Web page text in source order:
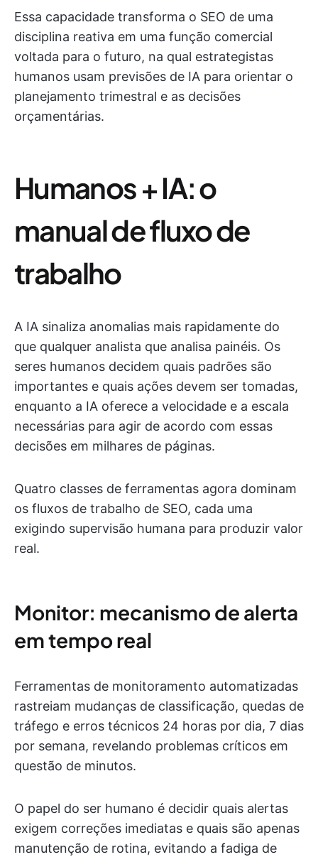
Essa capacidade transforma o SEO de uma
disciplina reativa em uma função comercial
voltada para o futuro, na qual estrategistas
humanos usam previsões de IA para orientar o
planejamento trimestral e as decisões
orçamentárias.
Humanos + IA: o
manual de fluxo de
trabalho
A IA sinaliza anomalias mais rapidamente do
que qualquer analista que analisa painéis. Os
seres humanos decidem quais padrões são
importantes e quais ações devem ser tomadas,
enquanto a IA oferece a velocidade e a escala
necessárias para agir de acordo com essas
decisões em milhares de páginas.
Quatro classes de ferramentas agora dominam
os fluxos de trabalho de SEO, cada uma
exigindo supervisão humana para produzir valor
real.
Monitor: mecanismo de alerta
em tempo real
Ferramentas de monitoramento automatizadas
rastreiam mudanças de classificação, quedas de
tráfego e erros técnicos 24 horas por dia, 7 dias
por semana, revelando problemas críticos em
questão de minutos.
O papel do ser humano é decidir quais alertas
exigem correções imediatas e quais são apenas
manutenção de rotina, evitando a fadiga de